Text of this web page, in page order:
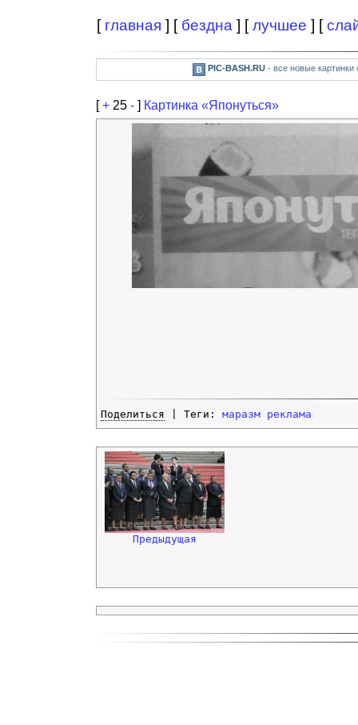
[ главная ] [ бездна ] [лучшее ] [
PIC-BASH.RU- все новые картинки
[+ 25 - ] Картинка «Японуться»
Поделиться | Теги: маразм реклама
Предыдущая